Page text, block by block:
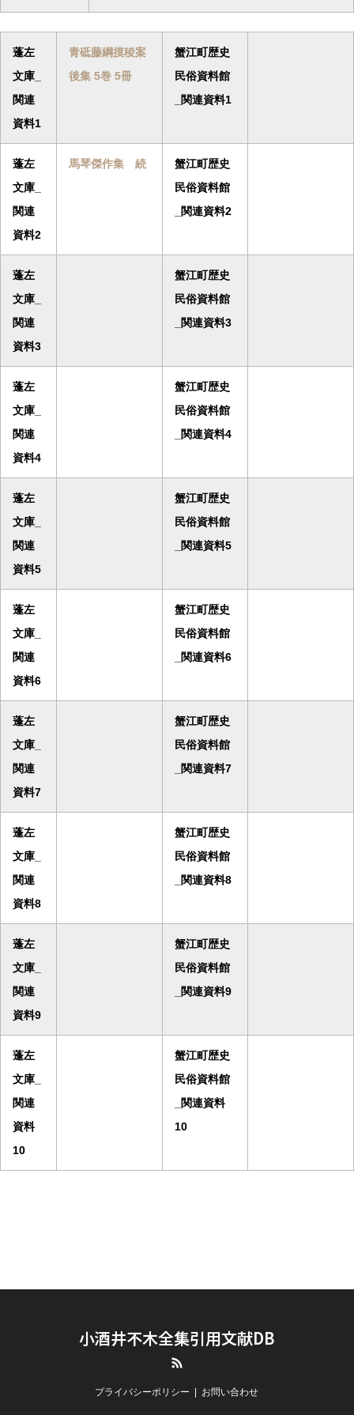
蓬左
文庫_
関連
資料1
青砥藤綱摸稜案
後集 5巻 5冊
蟹江町歴史
民俗資料館
_関連資料1
蓬左
文庫_
関連
資料2
馬琴傑作集 続
蟹江町歴史
民俗資料館
_関連資料2
蓬左
文庫_
関連
資料3
蟹江町歴史
民俗資料館
_関連資料3
蓬左
文庫_
関連
資料4
蟹江町歴史
民俗資料館
_関連資料4
蓬左
文庫_
関連
資料5
蟹江町歴史
民俗資料館
_関連資料5
蓬左
文庫_
関連
資料6
蟹江町歴史
民俗資料館
_関連資料6
蓬左
文庫_
関連
資料7
蟹江町歴史
民俗資料館
_関連資料7
蓬左
文庫_
関連
資料8
蟹江町歴史
民俗資料館
_関連資料8
蓬左
文庫_
関連
資料9
蟹江町歴史
民俗資料館
_関連資料9
蓬左
文庫_
関連
資料
10
蟹江町歴史
民俗資料館
_関連資料
10
小酒井不木全集引用文献DB
プライバシーポリシー お問い合わせ